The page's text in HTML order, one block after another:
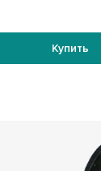
поможем вам
Купить